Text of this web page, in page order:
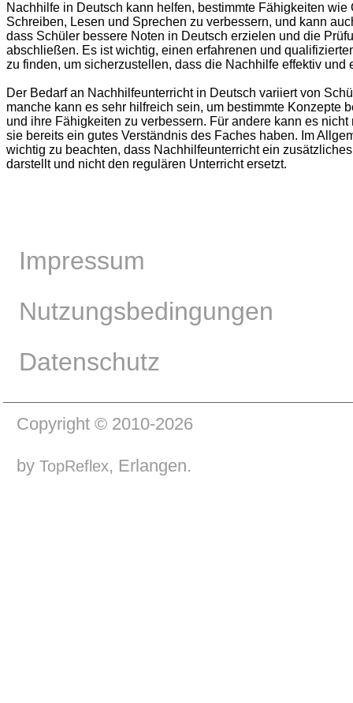
Nachhilfe in Deutsch kann helfen, bestimmte Fähigkeiten wie
Schreiben, Lesen und Sprechen zu verbessern, und kann
dass Schüler bessere Noten in Deutsch erzielen und die
abschließen. Es ist wichtig, einen erfahrenen und
zu finden, um sicherzustellen, dass die Nachhilfe effektiv und
Der Bedarf an Nachhilfeunterricht in Deutsch variiert von
manche kann es sehr hilfreich sein, um bestimmte Konzepte
und ihre Fähigkeiten zu verbessern. Für andere kann es
sie bereits ein gutes Verständnis des Faches haben. Im
wichtig zu beachten, dass Nachhilfeunterricht ein
darstellt und nicht den regulären Unterricht ersetzt.
Impressum
Nutzungsbedingungen
Datenschutz
Copyright © 2010-2026
by TopReflex, Erlangen.